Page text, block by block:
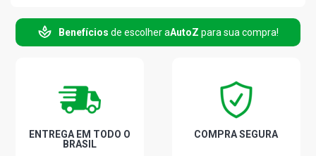
206 MOONLIGHT HATCH 1.4 8V TU3JP(KFV) FLEX (2007 -
2008)
206 SENSATION HATCH 1.4 8V FLEX (2006 - 2010)
Benefícios de escolher aAutoZ para sua compra!
ENTREGA EM TODO O
BRASIL
COMPRA SEGURA